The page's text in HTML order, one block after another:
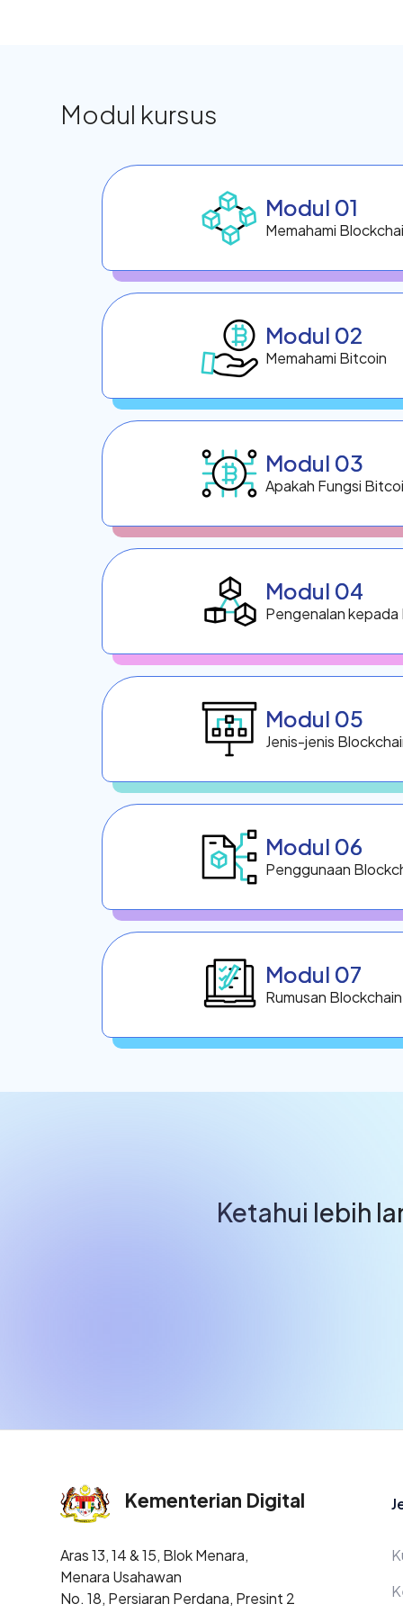
Modul kursus
Modul 01
Memahami
Modul 02
Memahami Bitcoin
Modul 03
Apakah Fungsi
Modul 04
Pengenalan kepada
Modul 05
Jenis-jenis
Modul 06
Penggunaan
Modul 07
Rumusan Blockchain
Ketahui lebih
Kementerian Digital
Aras 13, 14 & 15, Blok Menara,
Menara Usahawan
No. 18, Persiaran Perdana, Presint 2